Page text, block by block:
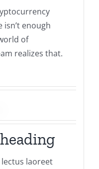
enough
of
realizes that.
laoreet